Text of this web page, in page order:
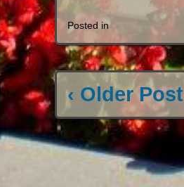
Posted in
‹ Older Post